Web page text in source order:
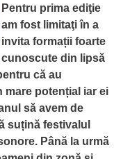
Pentru prima ediţie
am fost limitaţi în a
invita formații foarte
cunoscute din lipsă
că au
mare potențial iar ei
să avem de
suțină festivalul
Până la urmă